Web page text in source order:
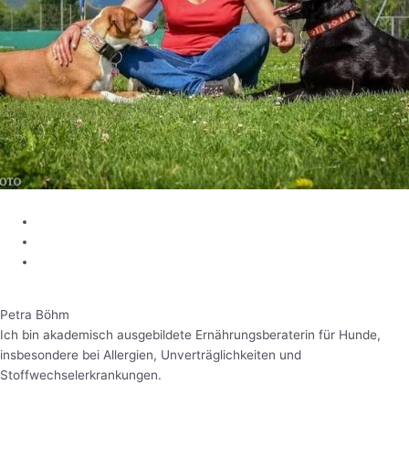
Petra Böhm​
Ich bin akademisch ausgebildete Ernährungsberaterin für Hunde,
insbesondere bei Allergien, Unverträglichkeiten und
Stoffwechselerkrankungen.